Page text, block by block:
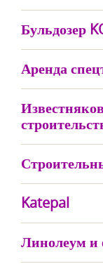
Бульдозер
Аренда
Katepal
Линолеум и